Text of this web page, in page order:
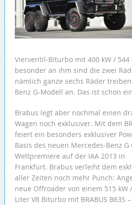
Vierventil-Biturbo mit 400 kW / 544
besonder an ihm sind die zwei
nämlich ganze sechs Räder
Benz G-Modell an. Das ist schon
Brabus legt aber nochmal einen
Wagen noch exklusiver. Mit dem
feiert ein besonders exklusiver
Basis des neuen Mercedes-Benz G
Weltpremiere auf der IAA 2013 in
Frankfurt. Brabus verleiht dem
aller Zeiten noch mehr Punch:
neue Offroader von einem 515 kW
Liter V8 Biturbo mit BRABUS B63S